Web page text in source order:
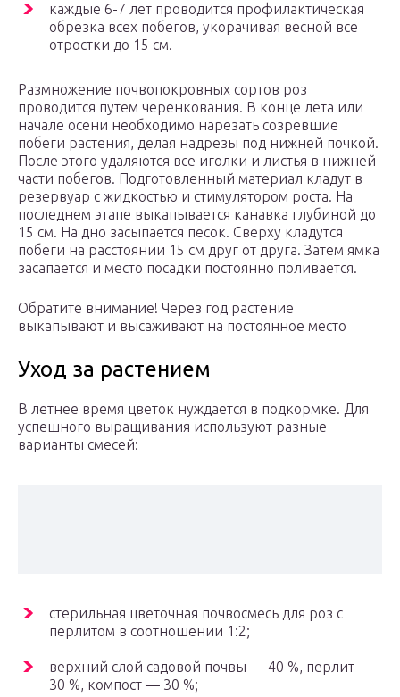
каждые 6-7 лет проводится профилактическая
обрезка всех побегов, укорачивая весной все
отростки до 15 см.
Размножение почвопокровных сортов роз
проводится путем черенкования. В конце лета или
начале осени необходимо нарезать созревшие
побеги растения, делая надрезы под нижней почкой.
После этого удаляются все иголки и листья в нижней
части побегов. Подготовленный материал кладут в
резервуар с жидкостью и стимулятором роста. На
последнем этапе выкапывается канавка глубиной до
15 см. На дно засыпается песок. Сверху кладутся
побеги на расстоянии 15 см друг от друга. Затем ямка
засапается и место посадки постоянно поливается.
Обратите внимание! Через год растение
выкапывают и высаживают на постоянное место
Уход за растением
В летнее время цветок нуждается в подкормке. Для
успешного выращивания используют разные
варианты смесей:
стерильная цветочная почвосмесь для роз с
перлитом в соотношении 1:2;
верхний слой садовой почвы — 40 %, перлит —
30 %, компост — 30 %;